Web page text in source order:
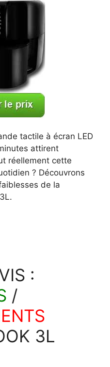
tactile à écran LED
attirent
réellement cette
? Découvrons
de la
:
/
3L